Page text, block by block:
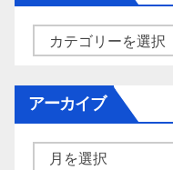
ー
アーカイブ